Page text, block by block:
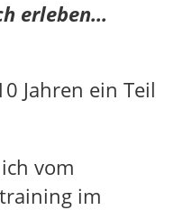
erleben...
Jahren ein Teil
vom
im